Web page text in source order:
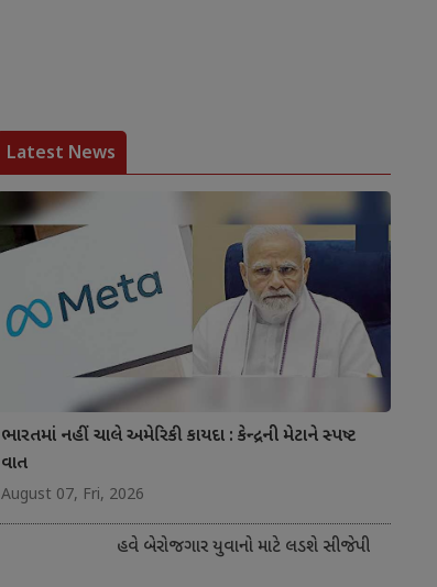
Latest News
ભારતમાં નહીં ચાલે અમેરિકી કાયદા : કેન્દ્રની મેટાને સ્પષ્ટ
વાત
August 07, Fri, 2026
હવે બેરોજગાર યુવાનો માટે લડશે સીજેપી